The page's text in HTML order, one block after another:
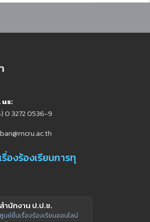
us:
0 3272 0536-9
รื่องร้องเรียนการทุ
สำนักงาน ป.ป.ช.
ศูนย์ยื่นเรื่องร้องเรียนออนไลน์